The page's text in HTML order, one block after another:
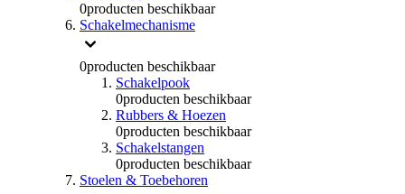
0producten beschikbaar
Schakelmechanisme
0producten beschikbaar
Schakelpook
0producten beschikbaar
Rubbers & Hoezen
0producten beschikbaar
Schakelstangen
0producten beschikbaar
Stoelen & Toebehoren